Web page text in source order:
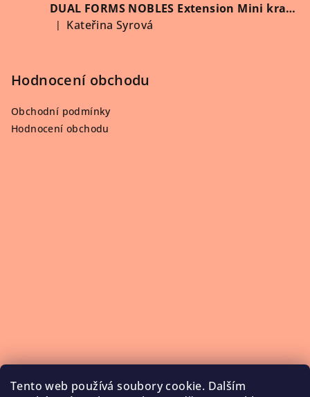
Tento web používá soubory cookie. Dalším
DUAL FORMS NOBLES Extension Mini kratší 60 ks/krabička
Hodnocení produktu je 5 z 5 hvězdiček.
| Kateřina Syrová
Hodnocení obchodu
Obchodní podmínky
Hodnocení obchodu